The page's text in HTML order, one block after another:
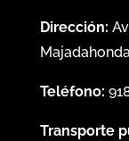
Dirección:
Teléfono:
Transporte